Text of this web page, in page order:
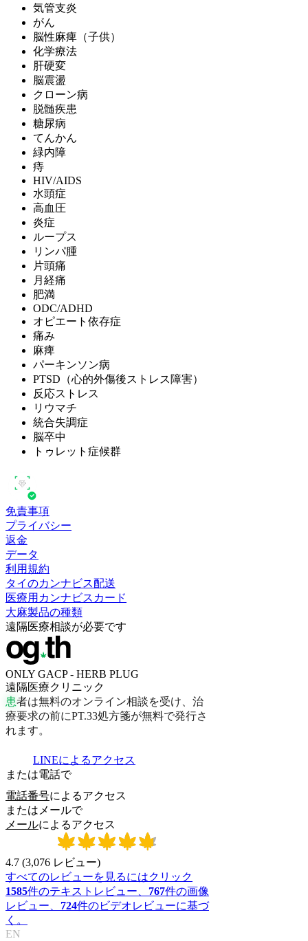
気管支炎
がん
脳性麻痺（子供）
化学療法
肝硬変
脳震盪
クローン病
脱髄疾患
糖尿病
てんかん
緑内障
痔
HIV/AIDS
水頭症
高血圧
炎症
ループス
リンパ腫
片頭痛
月経痛
肥満
ODC/ADHD
オピエート依存症
痛み
麻痺
パーキンソン病
PTSD（心的外傷後ストレス障害）
反応ストレス
リウマチ
統合失調症
脳卒中
トゥレット症候群
免責事項
プライバシー
返金
データ
利用規約
タイのカンナビス配送
医療用カンナビスカード
大麻製品の種類
遠隔医療相談が必要です
ONLY GACP - HERB PLUG
遠隔医療クリニック
患者は無料のオンライ ン相談を受け
治
療要求の前にPT.33処方箋が無料で発行さ
れま す。
LINEによるアクセス
または電話で
電話番号によるアクセス
またはメールで
メールによるアクセス
4.7 (3,076 レビュー)
すべてのレビューを見るにはクリック
1585件のテキストレビュー、 767件の画像
レビュー、 724件のビデオレビューに基づ
く。
EN